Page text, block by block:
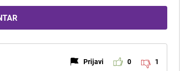
Prijavi 0 1